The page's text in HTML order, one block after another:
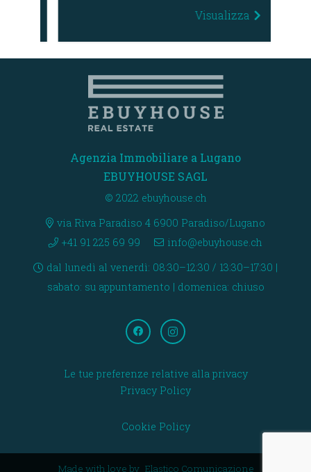
Visualizza
Agenzia Immobiliare a Lugano
EBUYHOUSE SAGL
© 2022 ebuyhouse.ch
via Riva Paradiso 4 6900 Paradiso/Lugano
+41 91 225 69 99
info@ebuyhouse.ch
dal lunedì al venerdì: 08:30–12:30 / 13:30–17:30 |
sabato: su appuntamento | domenica: chiuso
Le tue preferenze relative alla privacy
Privacy Policy
Cookie Policy
Made with love by Elastico Comunicazione